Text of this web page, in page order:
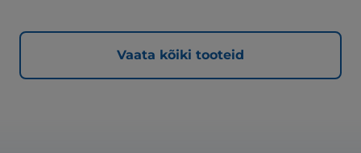
Vaata kõiki tooteid